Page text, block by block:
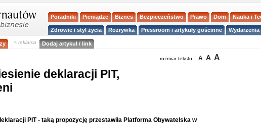
Poradniki Pieniądze Biznes Bezpieczeństwo Prawo Dom Nauka i
Zdrowie i styl życia Rozrywka Pressroom i artykuły gościnne
< reklama Dodaj artykuł / link
rozmiar tekstu: A A A
deklaracji PIT,
PIT - taką propozycję przestawiła Platforma Obywatelska w